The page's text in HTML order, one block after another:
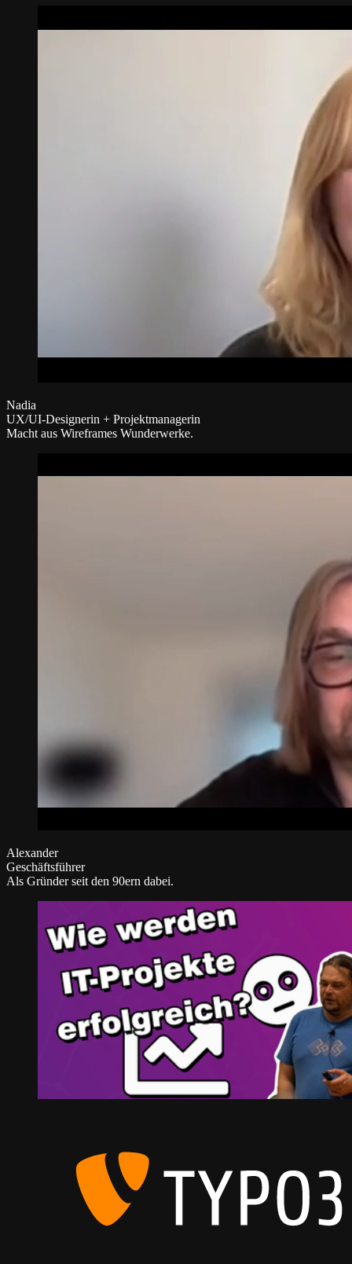
Nadia
UX/UI-Designerin + Projektmanagerin
Macht aus Wireframes Wunderwerke.
Alexander
Geschäftsführer
Als Gründer seit den 90ern dabei.